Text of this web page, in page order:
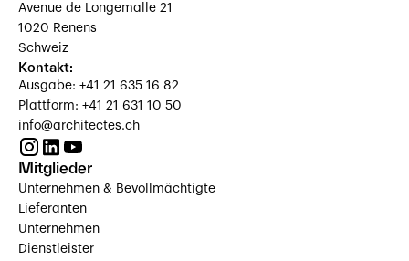
Avenue de Longemalle 21
1020 Renens
Schweiz
Kontakt:
Ausgabe: +41 21 635 16 82
Plattform: +41 21 631 10 50
info@architectes.ch
Mitglieder
Unternehmen & Bevollmächtigte
Lieferanten
Unternehmen
Dienstleister